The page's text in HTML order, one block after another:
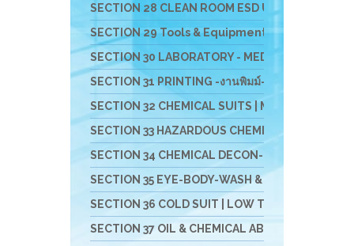
SECTION 28 CLEAN ROOM ESD UNIFROM &
SECTION 29 Tools & Equipment For
SECTION 30 LABORATORY - MEDICAL -
SECTION 31 PRINTING -งานพิมม์-สกรีน-ผ้า-ภาพ
SECTION 32 CHEMICAL SUITS | MEDICAL-
SECTION 33 HAZARDOUS CHEMICAL SUITS
SECTION 34 CHEMICAL DECON-ชุดชำระสารเคมี
SECTION 35 EYE-BODY-WASH & DRAIN &
SECTION 36 COLD SUIT | LOW TEMP |
SECTION 37 OIL & CHEMICAL ABSORBENT - วั